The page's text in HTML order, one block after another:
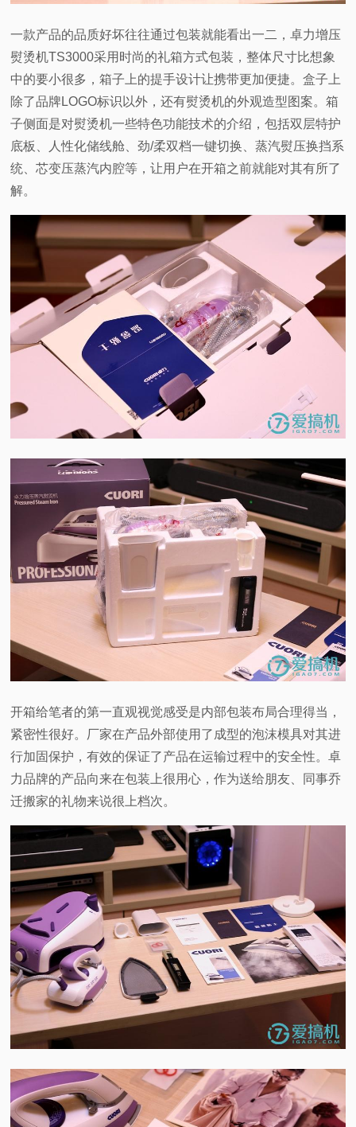
一款产品的品质好坏往往通过包装就能看出一二，卓力增压
熨烫机TS3000采用时尚的礼箱方式包装，整体尺寸比想象
中的要小很多，箱子上的提手设计让携带更加便捷。盒子上
除了品牌LOGO标识以外，还有熨烫机的外观造型图案。箱
子侧面是对熨烫机一些特色功能技术的介绍，包括双层特护
底板、人性化储线舱、劲/柔双档一键切换、蒸汽熨压换挡系
统、芯变压蒸汽内腔等，让用户在开箱之前就能对其有所了
解。
开箱给笔者的第一直观视觉感受是内部包装布局合理得当，
紧密性很好。厂家在产品外部使用了成型的泡沫模具对其进
行加固保护，有效的保证了产品在运输过程中的安全性。卓
力品牌的产品向来在包装上很用心，作为送给朋友、同事乔
迁搬家的礼物来说很上档次。